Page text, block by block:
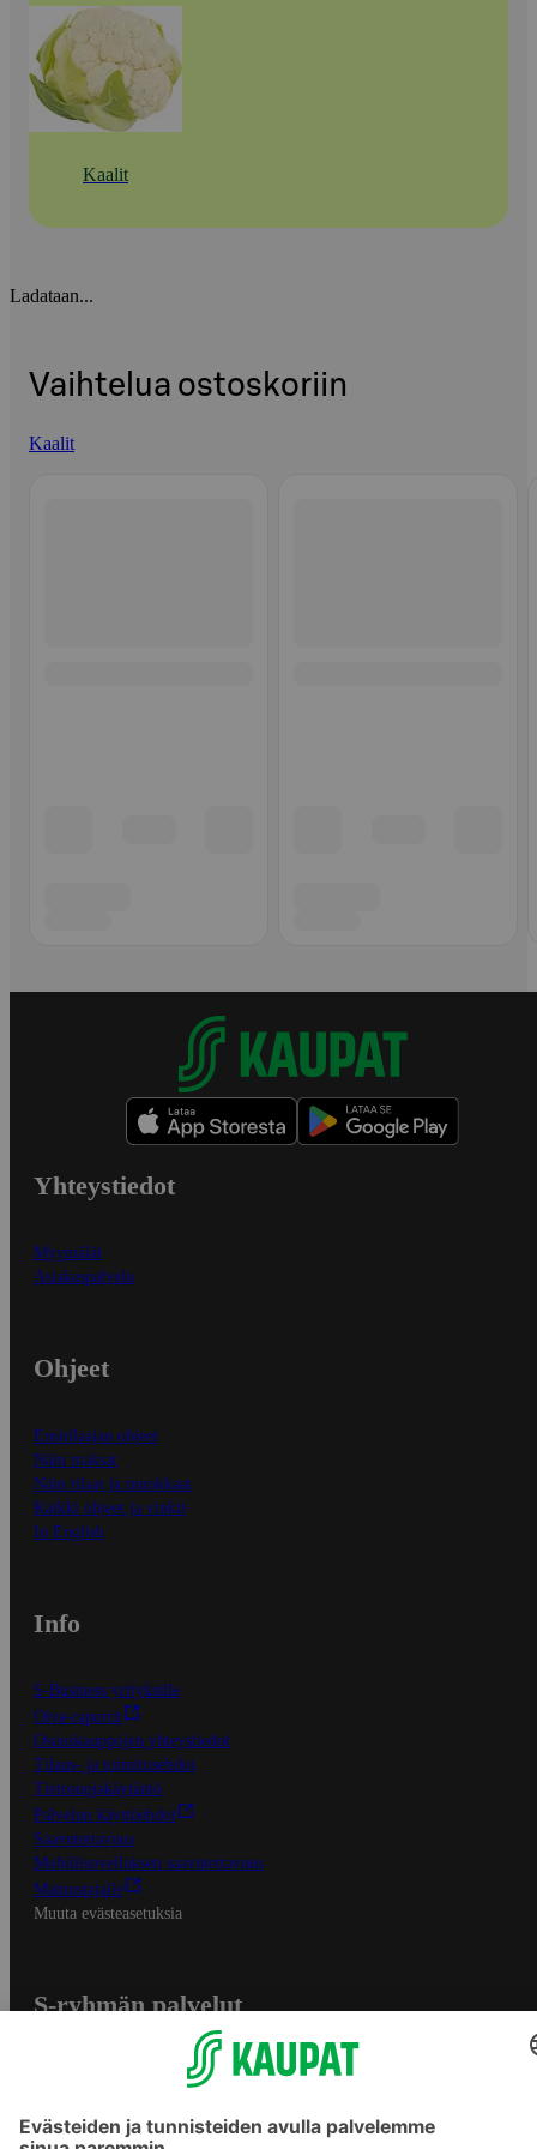
Kaalit
Ladataan...
Vaihtelua ostoskoriin
Kaalit
Yhteystiedot
Myymälät
Asiakaspalvelu
Ohjeet
Ensitilaajan ohjeet
Näin maksat
Näin tilaat ja muokkaat
Kaikki ohjeet ja vinkit
In English
Info
S-Business yrityksille
Oiva-raportit
Osuuskauppojen yhteystiedot
Tilaus- ja toimitusehdot
Tietosuojakäytäntö
Palvelun käyttöehdot
Saavutettavuus
Mobiilisovelluksen saavutettavuus
Mainostajalle
Muuta evästeasetuksia
S-ryhmän palvelut
Yhteishyvä Ruoka -sovellus